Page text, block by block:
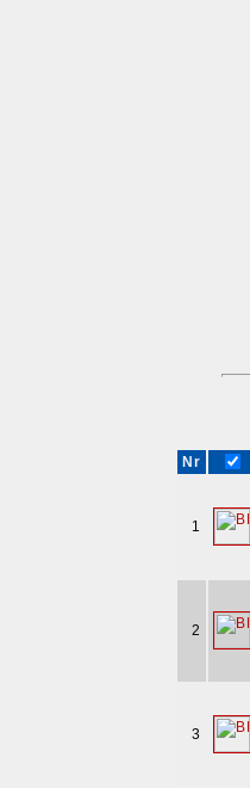
Nr
1
2
3